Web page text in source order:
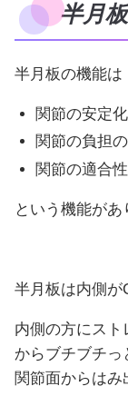
半月
半月板の機能は
関節の安定化
関節の負担
関節の適合
という機能があ
半月板は内側が
内側の方にス
からブチブチ
関節面からはみ